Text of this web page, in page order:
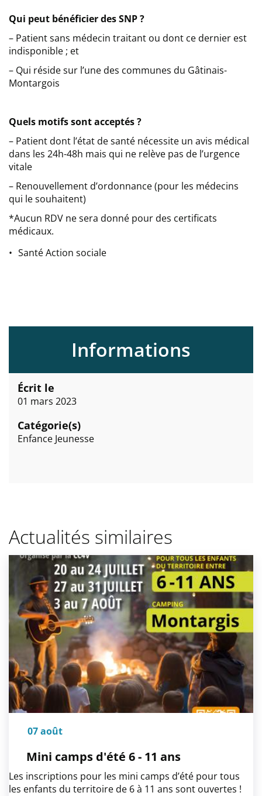
Qui peut bénéficier des SNP ?
– Patient sans médecin traitant ou dont ce dernier est
indisponible ; et
– Qui réside sur l’une des communes du Gâtinais-
Montargois
Quels motifs sont acceptés ?
– Patient dont l’état de santé nécessite un avis médical
dans les 24h-48h mais qui ne relève pas de l’urgence
vitale
– Renouvellement d’ordonnance (pour les médecins
qui le souhaitent)
*Aucun RDV ne sera donné pour des certificats
médicaux.
Santé Action sociale
Informations
Écrit le
01 mars 2023
Catégorie(s)
Enfance Jeunesse
Actualités similaires
07 août
Mini camps d'été 6 - 11 ans
Les inscriptions pour les mini camps d’été pour tous
les enfants du territoire de 6 à 11 ans sont ouvertes !